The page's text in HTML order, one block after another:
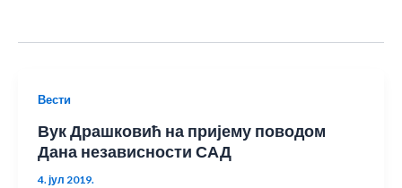
Вести
Вук Драшковић на пријему поводом
Дана независности САД
4. јул 2019.